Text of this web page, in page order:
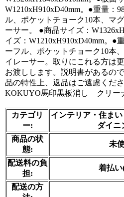
W1210xH910xD40mm。●重量：
ル、ポケットチョーク10本、マ
ーサー。 ●商品サイズ：
イズ：W1210xH910xD40mm。●
ーフル、ポケットチョーク10本
イレーサー。取りにこれる方は
お渡しします。説明書があるの
品の特性上、返品はご遠慮くだ
KOKUYO馬印黒板消し　クリー
カテゴリ
ー:
インテリア・住ま
ダイニ
商品の状
態:
未
配送料の負
担:
着払
配送の方